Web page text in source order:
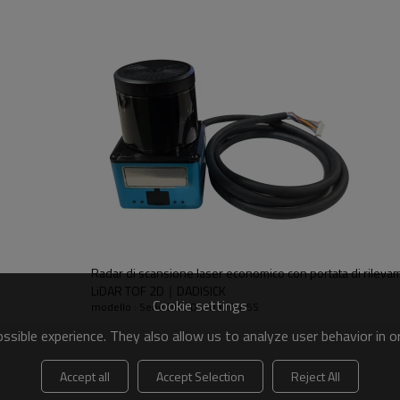
dell'ambiente, generazione dell'area
monitoraggio del numero di punti/monitoraggio della
Radar di scansione laser economico con portata di
LiDAR TOF 2D｜DADISICK
modello : Serie DK-LDS2030B5-5S
Cookie settings
experience. They also allow us to analyze user behavior
Accept all Accept Selection Reject All